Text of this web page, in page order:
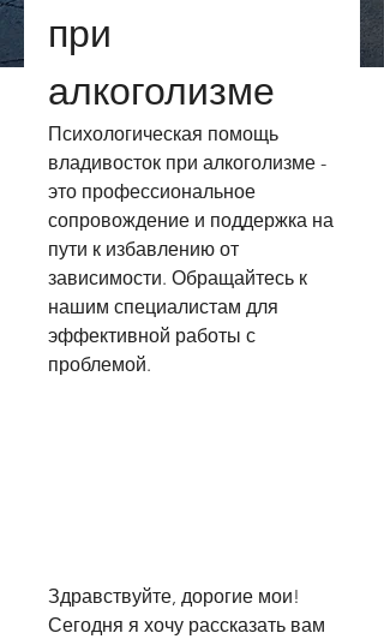
при
алкоголизме
Психологическая помощь
владивосток при алкоголизме -
это профессиональное
сопровождение и поддержка на
пути к избавлению от
зависимости. Обращайтесь к
нашим специалистам для
эффективной работы с
проблемой.
Здравствуйте, дорогие мои!
Сегодня я хочу рассказать вам